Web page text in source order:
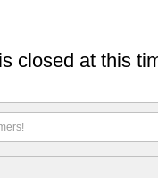
closed at this